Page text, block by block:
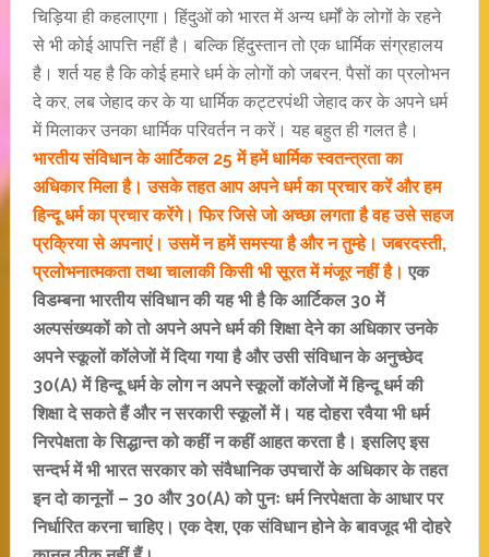
चिड़िया ही कहलाएगा। हिंदुओं को भारत में अन्य धर्मों के लोगों के रहने
से भी कोई आपत्ति नहीं है। बल्कि हिंदुस्तान तो एक धार्मिक संग्रहालय
है। शर्त यह है कि कोई हमारे धर्म के लोगों को जबरन, पैसों का प्रलोभन
दे कर, लब जेहाद कर के या धार्मिक कट्टरपंथी जेहाद कर के अपने धर्म
में मिलाकर उनका धार्मिक परिवर्तन न करें। यह बहुत ही गलत है।
भारतीय संविधान के आर्टिकल 25 में हमें धार्मिक स्वतन्त्रता का
अधिकार मिला है। उसके तहत आप अपने धर्म का प्रचार करें और हम
हिन्दू धर्म का प्रचार करेंगे। फिर जिसे जो अच्छा लगता है वह उसे सहज
प्रक्रिया से अपनाएं। उसमें न हमें समस्या है और न तुम्हे। जबरदस्ती,
प्रलोभनात्मकता तथा चालाकी किसी भी सूरत में मंजूर नहीं है। एक
विडम्बना भारतीय संविधान की यह भी है कि आर्टिकल 30 में
अल्पसंख्यकों को तो अपने अपने धर्म की शिक्षा देने का अधिकार उनके
अपने स्कूलों कॉलेजों में दिया गया है और उसी संविधान के अनुच्छेद
30(A) में हिन्दू धर्म के लोग न अपने स्कूलों कॉलेजों में हिन्दू धर्म की
शिक्षा दे सकते हैं और न सरकारी स्कूलों में। यह दोहरा रवैया भी धर्म
निरपेक्षता के सिद्धान्त को कहीं न कहीं आहत करता है। इसलिए इस
सन्दर्भ में भी भारत सरकार को संवैधानिक उपचारों के अधिकार के तहत
इन दो कानूनों – 30 और 30(A) को पुनः धर्म निरपेक्षता के आधार पर
निर्धारित करना चाहिए। एक देश, एक संविधान होने के बावजूद भी दोहरे